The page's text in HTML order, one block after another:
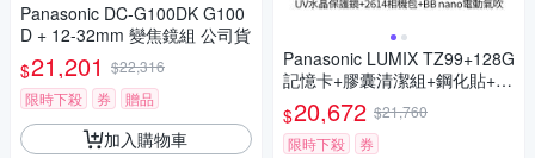
Panasonic DC-G100DK G100
D + 12-32mm 變焦鏡組 公司貨
$21,201 $22,316
限時下殺
券 贈品
加入購物車
Panasonic LUMIX TZ99+128G
記憶卡+膠囊清潔組+鋼化貼+水
晶保護鏡+2614相機包+NITEC
ORE BB nano 迷你電動氣吹
(公司貨)
$20,672 $21,760
限時下殺
券